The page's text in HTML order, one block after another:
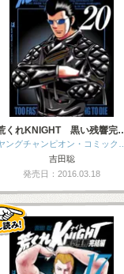
くれKNIGHT 黒い残響完
ングチャンピオン・コミック…
吉田聡
発売日：2016.03.18